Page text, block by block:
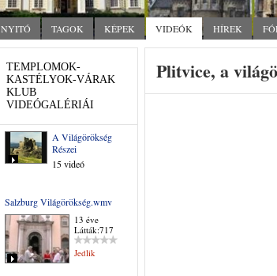
NYITÓ TAGOK KÉPEK VIDEÓK HÍREK
TEMPLOMOK-
KASTÉLYOK-VÁRAK
KLUB
VIDEÓGALÉRIÁI
A Világörökség
Részei
15 videó
Salzburg Világörökség.wmv
13 éve
Látták:717
Jedlik
Plitvice, a